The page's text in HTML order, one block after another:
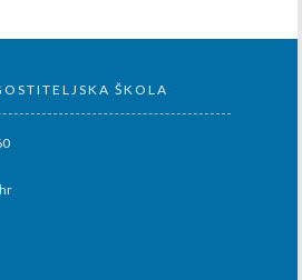
ŠKOLA